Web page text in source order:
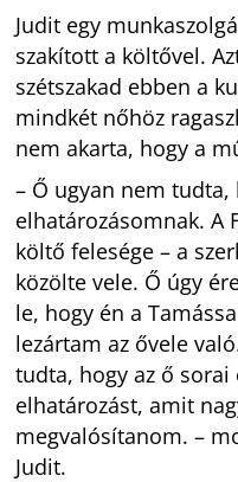
Judit egy
szakított a költővel.
szétszakad ebben a
mindkét nőhöz
nem akarta, hogy a
– Ő ugyan nem
elhatározásomnak. A
költő felesége – a
közölte vele. Ő úgy
le, hogy én a
lezártam az ővele
tudta, hogy az ő sorai
elhatározást, amit
megvalósítanom. –
Judit.